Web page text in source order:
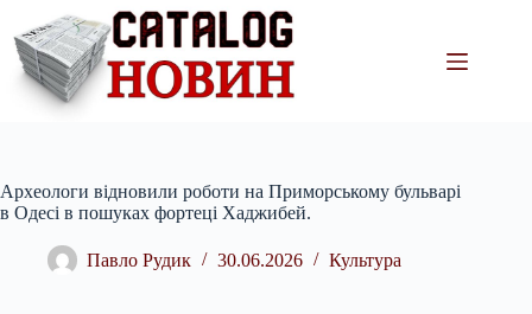
вмісту
Археологи відновили роботи на Приморському бульварі
в Одесі в пошуках фортеці Хаджибей.
Павло Рудик 30.06.2026 Культура